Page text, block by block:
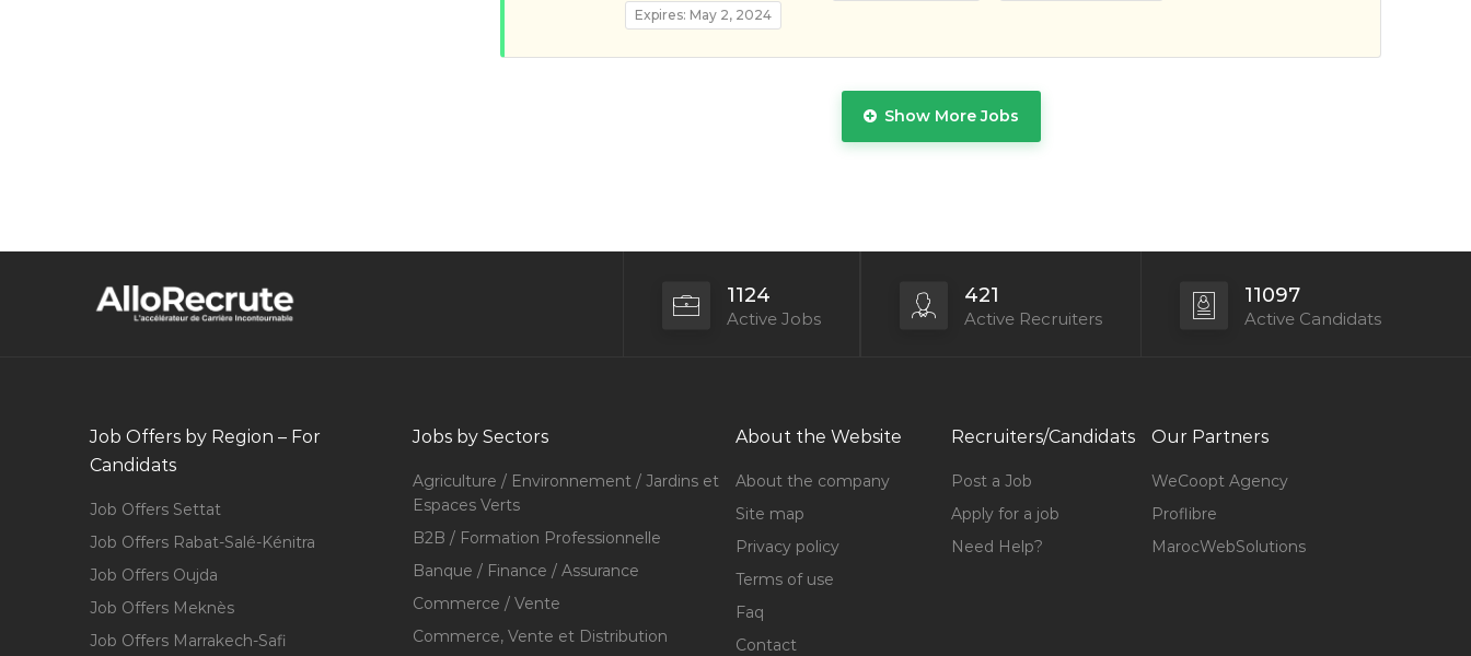
Expires: May 2, 2024
Show More Jobs
1124
Active Jobs
421
Active Recruiters
11097
Active Candidats
Job Offers by Region – For
Candidats
Job Offers Settat
Job Offers Rabat-Salé-Kénitra
Job Offers Oujda
Job Offers Meknès
Job Offers Marrakech-Safi
Jobs by Sectors
Agriculture / Environnement / Jardins et
Espaces Verts
B2B / Formation Professionnelle
Banque / Finance / Assurance
Commerce / Vente
Commerce, Vente et Distribution
About the Website
About the company
Site map
Privacy policy
Terms of use
Faq
Contact
Recruiters/Candidats
Post a Job
Apply for a job
Need Help?
Our Partners
WeCoopt Agency
Proflibre
MarocWebSolutions